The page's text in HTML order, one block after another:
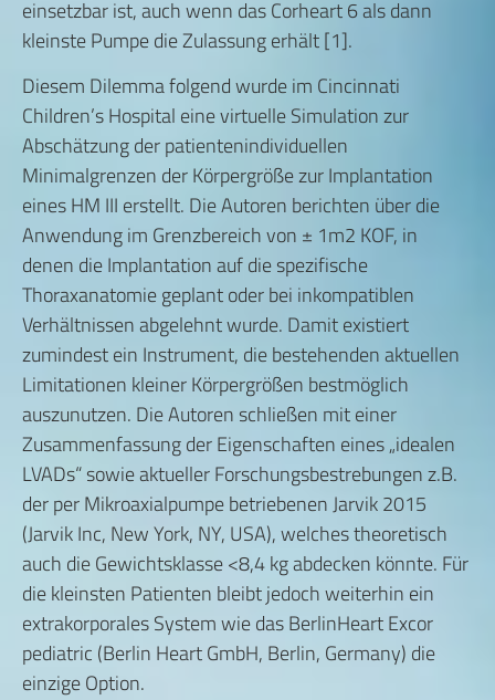
einsetzbar ist, auch wenn das Corheart 6 als dann
kleinste Pumpe die Zulassung erhält [1].
Diesem Dilemma folgend wurde im Cincinnati
Children’s Hospital eine virtuelle Simulation zur
Abschätzung der patientenindividuellen
Minimalgrenzen der Körpergröße zur Implantation
eines HM III erstellt. Die Autoren berichten über die
Anwendung im Grenzbereich von ± 1m2 KOF, in
denen die Implantation auf die spezifische
Thoraxanatomie geplant oder bei inkompatiblen
Verhältnissen abgelehnt wurde. Damit existiert
zumindest ein Instrument, die bestehenden aktuellen
Limitationen kleiner Körpergrößen bestmöglich
auszunutzen. Die Autoren schließen mit einer
Zusammenfassung der Eigenschaften eines „idealen
LVADs“ sowie aktueller Forschungsbestrebungen z.B.
der per Mikroaxialpumpe betriebenen Jarvik 2015
(Jarvik Inc, New York, NY, USA), welches theoretisch
auch die Gewichtsklasse <8,4 kg abdecken könnte. Für
die kleinsten Patienten bleibt jedoch weiterhin ein
extrakorporales System wie das BerlinHeart Excor
pediatric (Berlin Heart GmbH, Berlin, Germany) die
einzige Option.